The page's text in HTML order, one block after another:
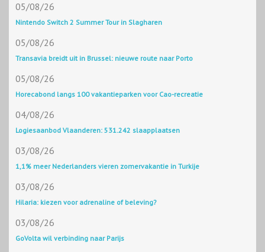
05/08/26
Nintendo Switch 2 Summer Tour in Slagharen
05/08/26
Transavia breidt uit in Brussel: nieuwe route naar Porto
05/08/26
Horecabond langs 100 vakantieparken voor Cao-recreatie
04/08/26
Logiesaanbod Vlaanderen: 531.242 slaapplaatsen
03/08/26
1,1% meer Nederlanders vieren zomervakantie in Turkije
03/08/26
Hilaria: kiezen voor adrenaline of beleving?
03/08/26
GoVolta wil verbinding naar Parijs